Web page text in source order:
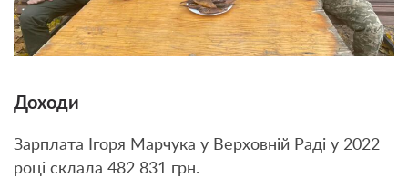
Доходи
Зарплата Ігоря Марчука у Верховній Раді у 2022
році склала 482 831 грн.